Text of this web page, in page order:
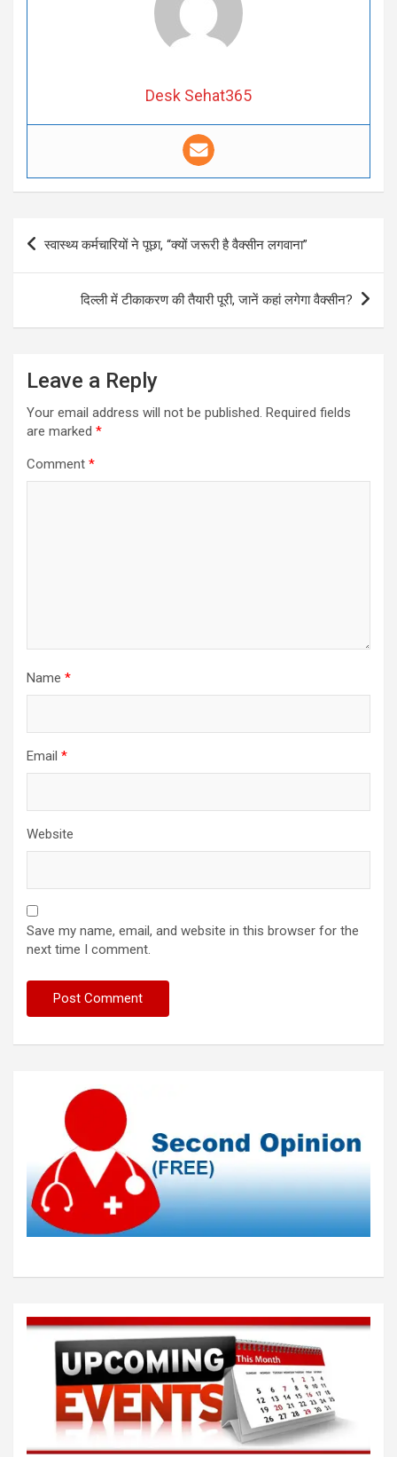
Desk Sehat365
Post
navigation
स्वास्थ्य कर्मचारियों ने पूछा, “क्यों जरूरी है वैक्सीन लगवाना”
दिल्ली में टीकाकरण की तैयारी पूरी, जानें कहां लगेगा वैक्सीन?
Leave a Reply
Your email address will not be published. Required fields
are marked *
Comment *
Name *
Email *
Website
Save my name, email, and website in this browser for the
next time I comment.